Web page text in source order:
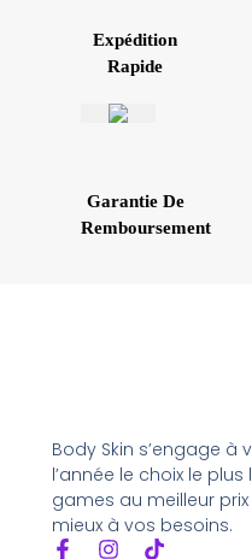
Expédition
Rapide
Garantie De
Remboursement
Body Skin s’engage
l’année le choix le
games au meilleur
mieux à vos besoins.